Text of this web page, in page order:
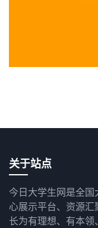
关于站点
今日大学生网是全国
心展示平台、资源
长为有理想、有本领